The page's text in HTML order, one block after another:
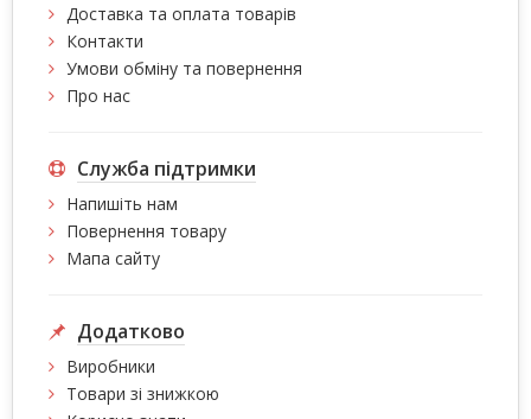
Доставка та оплата товарів
Контакти
Умови обміну та повернення
Про нас
Служба підтримки
Напишіть нам
Повернення товару
Мапа сайту
Додатково
Виробники
Товари зі знижкою